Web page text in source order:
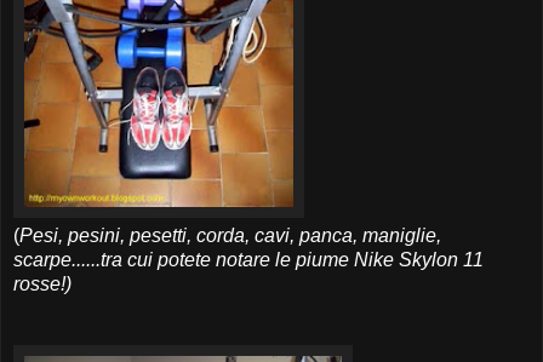
(Pesi, pesini, pesetti, corda, cavi, panca, maniglie,
scarpe......tra cui potete notare le piume Nike Skylon 11
rosse!)